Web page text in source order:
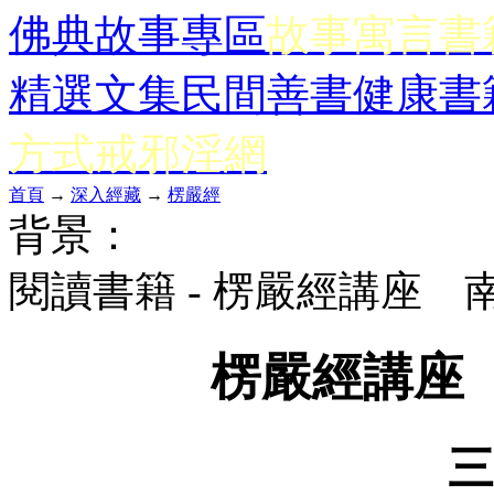
佛典故事專區故事寓言書
精選文集民間善書健康書
方式戒邪淫網
首頁 → 深入經藏 → 楞嚴經
背景：
閱讀書籍 - 楞嚴經講座
楞嚴經講